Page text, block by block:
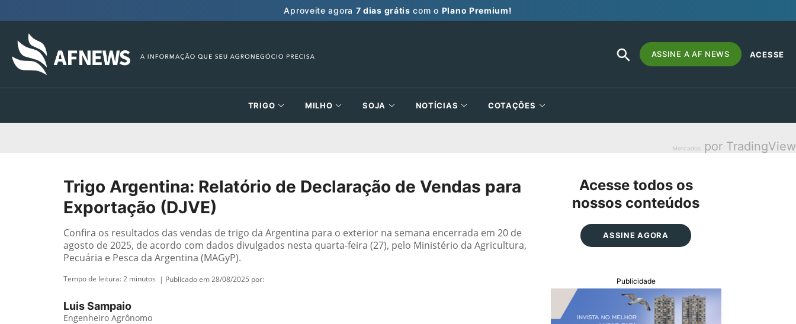
Aproveite agora 7 dias grátis com o Plano Premium!
Search
for:
SEARCH
BUTTON
ASSINE A AF NEWS ACESSE
TRIGO MILHO SOJA NOTÍCIAS COTAÇÕES
Mercados por TradingView
Trigo Argentina: Relatório de Declaração de Vendas para
Exportação (DJVE)
Confira os resultados das vendas de trigo da Argentina para o exterior na semana encerrada em 20 de
agosto de 2025, de acordo com dados divulgados nesta quarta-feira (27), pelo Ministério da Agricultura,
Pecuária e Pesca da Argentina (MAGyP).
Tempo de leitura:2 minutos | Publicado em 28/08/2025 por:
Luis Sampaio
Engenheiro Agrônomo
Acesse todos os
nossos conteúdos
ASSINE AGORA
Publicidade